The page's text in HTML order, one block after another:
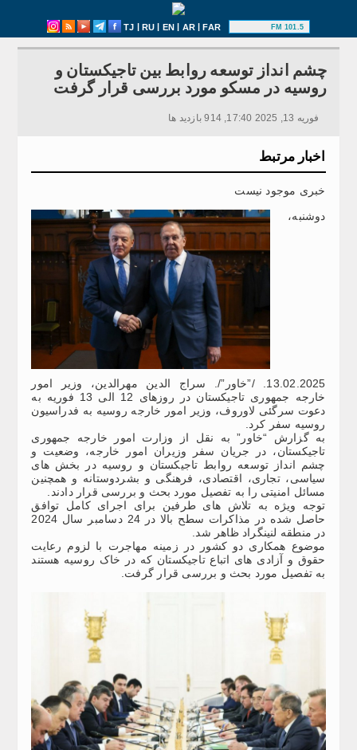
TJ | RU | EN | AR|FAR 101.5 FM
چشم انداز توسعه روابط بین تاجیکستان و
روسیه در مسکو مورد بررسی قرار گرفت
فوریه 13, 2025 17:40, 914 بازدید ها
اخبار مرتبط
خبری موجود نیست
دوشنبه،
13.02.2025. /”خاور”/. سراج الدین مهرالدین، وزیر امور
خارجه جمهوری تاجیکستان در روزهای 12 الی 13 فوریه به
دعوت سرگئی لاوروف، وزیر امور خارجه روسیه به فدراسیون
روسیه سفر کرد.
به گزارش “خاور” به نقل از وزارت امور خارجه جمهوری
تاجیکستان، در جریان سفر وزیران امور خارجه، وضعیت و
چشم انداز توسعه روابط تاجیکستان و روسیه در بخش های
سیاسی، تجاری، اقتصادی، فرهنگی و بشردوستانه و همچنین
مسائل امنیتی را به تفصیل مورد بحث و بررسی قرار دادند.
توجه ویژه به تلاش های طرفین برای اجرای کامل توافق
حاصل شده در مذاکرات سطح بالا در 24 دسامبر سال 2024
در منطقه لنینگراد ظاهر شد.
موضوع همکاری دو کشور در زمینه مهاجرت با لزوم رعایت
حقوق و آزادی های اتباع تاجیکستان که در خاک روسیه هستند
به تفصیل مورد بحث و بررسی قرار گرفت.